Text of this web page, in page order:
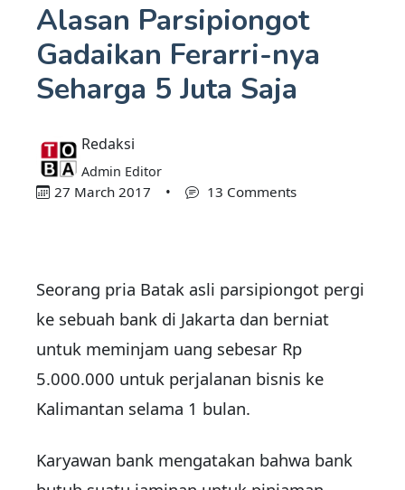
Alasan Parsipiongot
Gadaikan Ferarri-nya
Seharga 5 Juta Saja
Redaksi
Admin Editor
27 March 2017 • 13 Comments
Seorang pria Batak asli parsipiongot pergi
ke sebuah bank di Jakarta dan berniat
untuk meminjam uang sebesar Rp
5.000.000 untuk perjalanan bisnis ke
Kalimantan selama 1 bulan.
Karyawan bank mengatakan bahwa bank